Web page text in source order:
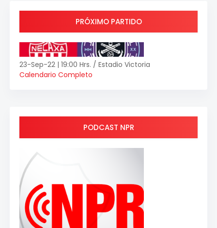
PRÓXIMO PARTIDO
23-Sep-22 | 19:00 Hrs. / Estadio Victoria
Calendario Completo
PODCAST NPR